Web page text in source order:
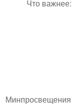
Что
Минпросвещения